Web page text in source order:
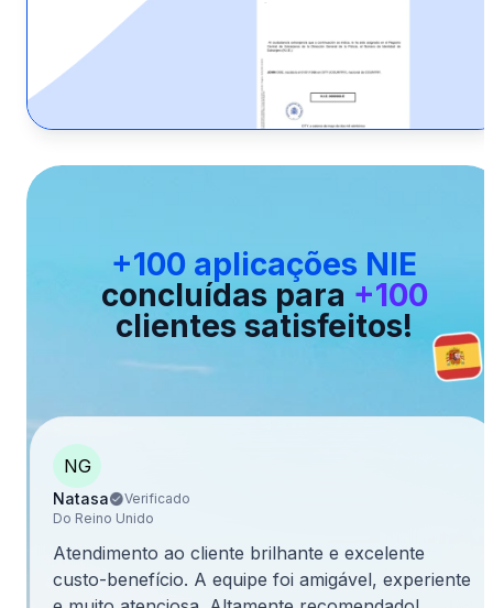
+100 aplicações NIE
concluídas para +100
clientes satisfeitos!
NG
Natasa
Verificado
Do Reino Unido
Atendimento ao cliente brilhante e excelente
custo-benefício. A equipe foi amigável, experiente